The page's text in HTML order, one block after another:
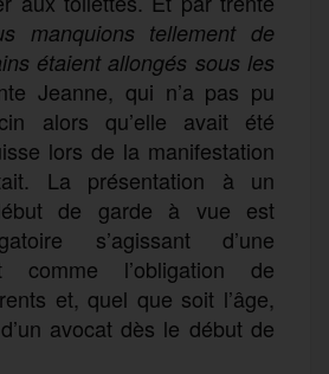
manquions tellement de
étaient allongés sous les
Jeanne, qui n’a pas pu
alors qu’elle avait été
lors de la manifestation
La présentation à un
de garde à vue est
s’agissant d’une
comme l’obligation de
et, quel que soit l’âge,
avocat dès le début de